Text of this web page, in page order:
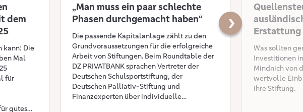
dem
kann: Die
Mal
für
gutes
„Man muss ein paar schlechte
Phasen durchgemacht haben“
Die passende Kapitalanlage zählt zu den
Grundvoraussetzungen für die erfolgreiche
Arbeit von Stiftungen. Beim Roundtable der
DZ PRIVATBANK sprachen Vertreter der
Deutschen Schulsportstiftung, der
Deutschen Palliativ-Stiftung und
Finanzexperten über individuelle
Erstattung
Was sollten
Investitionen
Mindnich von
wertvolle
Ihre Stiftung.
Nächster Slide